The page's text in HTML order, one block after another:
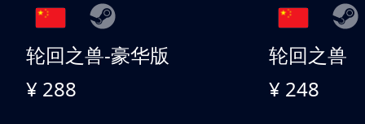
轮回之兽-豪华版
¥ 288
轮回之兽
¥ 248